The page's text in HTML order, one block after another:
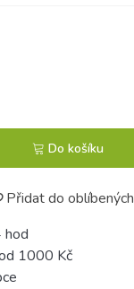
Do košíku
Přidat do oblíbených
hod
1000 Kč